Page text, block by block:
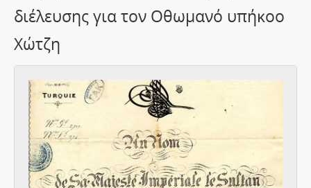
διέλευσης για τον Οθωμανό υπήκοο
Χώτζη